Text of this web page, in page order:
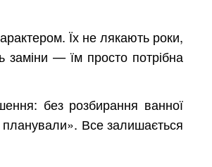
Їх не лякають роки,
заміни — їм просто потрібна
без розбирання ванної
Все залишається